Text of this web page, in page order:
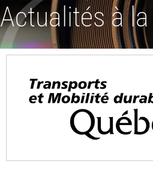
Actualités à